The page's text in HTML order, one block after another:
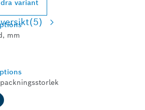
mm
variant
(5)